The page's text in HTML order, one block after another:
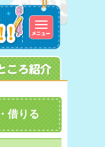
借りる